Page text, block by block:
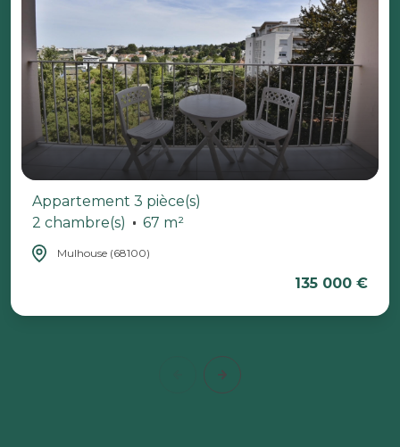
Appartement 3 pièce(s)
2 chambre(s)
67 m²
Mulhouse (68100)
135 000 €